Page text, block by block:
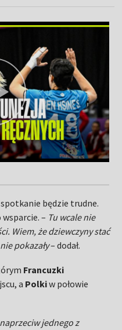
będzie trudne.
– Tu wcale nie
Wiem, że dziewczyny stać
pokazały– dodał.
Francuzki
a Polkiw połowie
jednego z